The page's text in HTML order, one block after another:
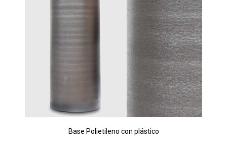
Base Polietileno con plástico